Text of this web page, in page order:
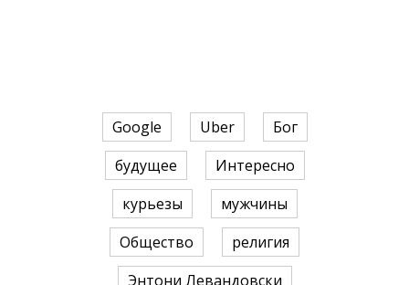
Google Uber
Бог
будущее
Интересно
курьезы
мужчины
Общество
религия
Энтони Левандовски